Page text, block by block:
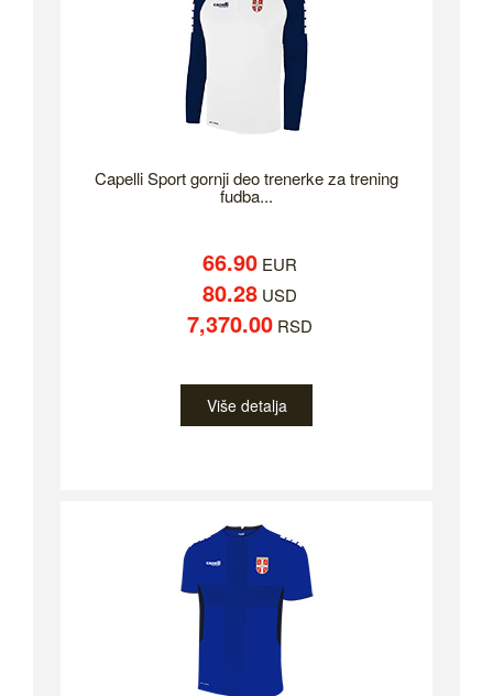
Capelli Sport gornji deo trenerke za trening
fudba...
66.90EUR
80.28USD
7,370.00RSD
Više detalja